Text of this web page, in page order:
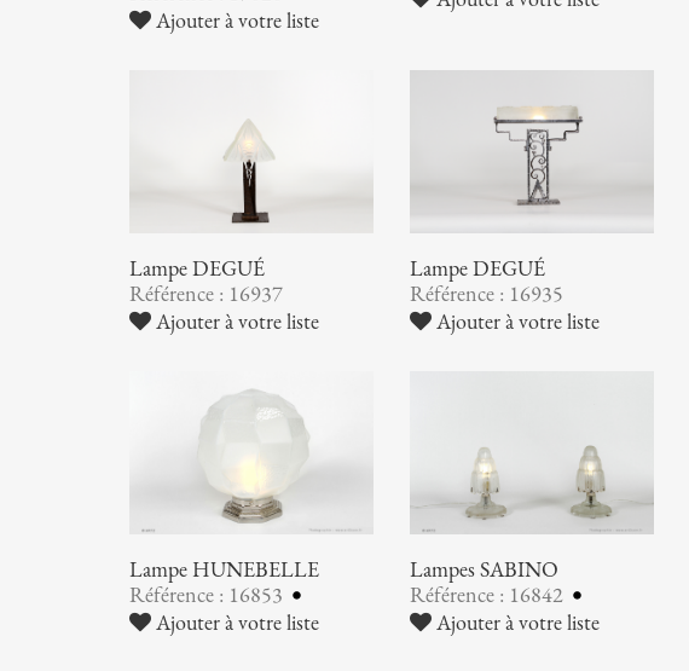
Ajouter à votre liste
Lampe DEGUÉ
Référence : 16937
Ajouter à votre liste
Lampe DEGUÉ
Référence : 16935
Ajouter à votre liste
Lampe HUNEBELLE
Référence : 16853
Ajouter à votre liste
Lampes SABINO
Référence : 16842
Ajouter à votre liste